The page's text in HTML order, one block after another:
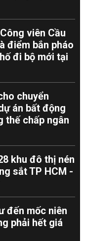
viên Cầu
điểm bắn pháo
đi bộ mới tại
chuyển
án bất động
thế chấp ngân
khu đô thị nén
sắt TP HCM -
đến mốc niên
phải hết giá